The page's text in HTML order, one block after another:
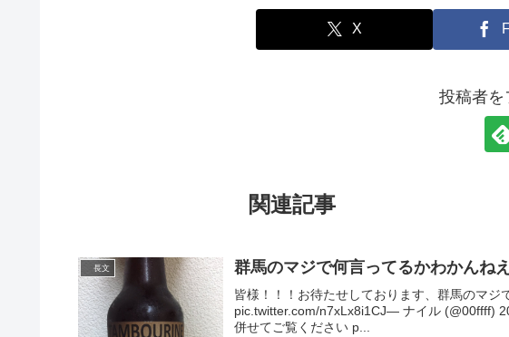
X
投稿者を
関連記事
長文 群馬のマジで何言ってるかわかんね
皆様！！！お待たせしております、群馬のマ
pic.twitter.com/n7xLx8i1CJ— ナイル (@00ffff)
併せてご覧ください p...